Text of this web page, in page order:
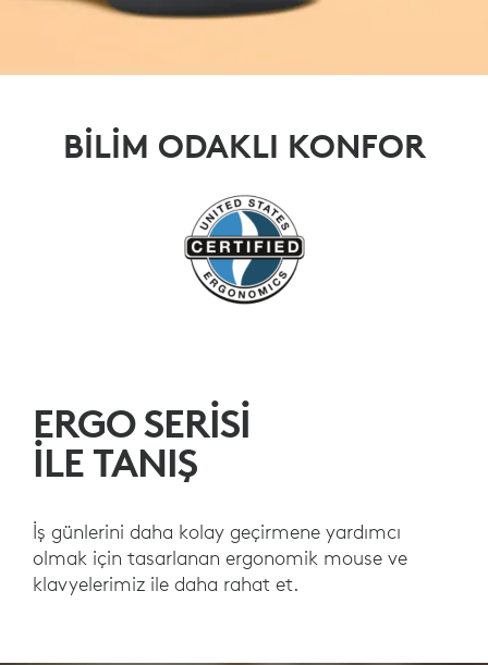
BİLİM ODAKLI KONFOR
ERGO SERİSİ
İLE TANIŞ
İş günlerini daha kolay geçirmene yardımcı
olmak için tasarlanan ergonomik mouse ve
klavyelerimiz ile daha rahat et.